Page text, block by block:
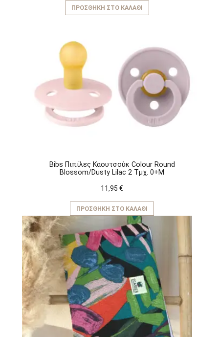
ΠΡΟΣΘΉΚΗ ΣΤΟ ΚΑΛΆΘΙ
Bibs Πιπίλες Καουτσούκ Colour Round
Blossom/Dusty Lilac 2 Τμχ. 0+M
11,95 €
ΠΡΟΣΘΉΚΗ ΣΤΟ ΚΑΛΆΘΙ